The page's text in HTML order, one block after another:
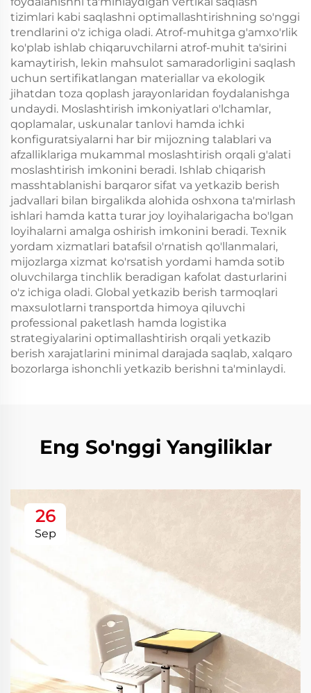
tizimlari kabi saqlashni optimallashtirishning so'nggi
trendlarini o'z ichiga oladi. Atrof-muhitga g'amxo'rlik
ko'plab ishlab chiqaruvchilarni atrof-muhit ta'sirini
kamaytirish, lekin mahsulot samaradorligini saqlash
uchun sertifikatlangan materiallar va ekologik
jihatdan toza qoplash jarayonlaridan foydalanishga
undaydi. Moslashtirish imkoniyatlari o'lchamlar,
qoplamalar, uskunalar tanlovi hamda ichki
konfiguratsiyalarni har bir mijozning talablari va
afzalliklariga mukammal moslashtirish orqali g'alati
moslashtirish imkonini beradi. Ishlab chiqarish
masshtablanishi barqaror sifat va yetkazib berish
jadvallari bilan birgalikda alohida oshxona ta'mirlash
ishlari hamda katta turar joy loyihalarigacha bo'lgan
loyihalarni amalga oshirish imkonini beradi. Texnik
yordam xizmatlari batafsil o'rnatish qo'llanmalari,
mijozlarga xizmat ko'rsatish yordami hamda sotib
oluvchilarga tinchlik beradigan kafolat dasturlarini
o'z ichiga oladi. Global yetkazib berish tarmoqlari
maxsulotlarni transportda himoya qiluvchi
professional paketlash hamda logistika
strategiyalarini optimallashtirish orqali yetkazib
berish xarajatlarini minimal darajada saqlab, xalqaro
bozorlarga ishonchli yetkazib berishni ta'minlaydi.
Eng So'nggi Yangiliklar
26
Sep